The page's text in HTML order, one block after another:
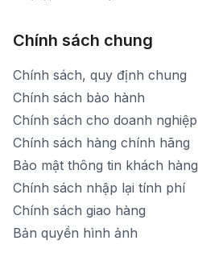
Chính sách chung
Chính sách, quy định chung
Chính sách bảo hành
Chính sách cho doanh nghiệp
Chính sách hàng chính hãng
Bảo mật thông tin khách hàng
Chính sách nhập lại tính phí
Chính sách giao hàng
Bản quyền hình ảnh